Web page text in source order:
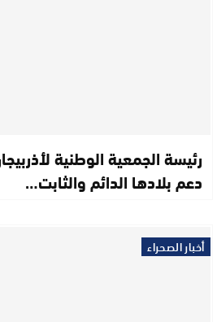
رئيسة الجمعية الوطنية
دعم بلادها الدائم والثابت…
أخبار الصحراء